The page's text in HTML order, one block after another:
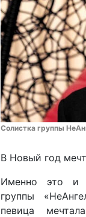
Солистка группы
В Новый год
Именно это и
группы
певица